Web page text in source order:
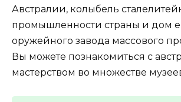
Австралии, колыбель
промышленности страны и дом
оружейного завода массового
Вы можете познакомиться с
мастерством во множестве